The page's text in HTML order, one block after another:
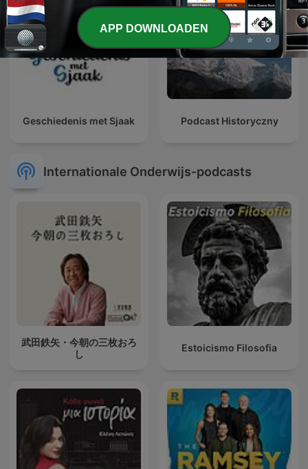
Geschiedenis met Sjaak Podcast Historyczny
Internationale Onderwijs-podcasts
武田鉄矢・今朝の三枚おろ
し
Estoicismo Filosofia
APP DOWNLOADEN